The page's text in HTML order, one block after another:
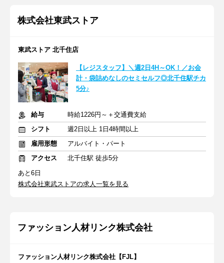
株式会社東武ストア
東武ストア 北千住店
【レジスタッフ】＼週2日4H～OK！／お会
計・袋詰めなしのセミセルフ◎北千住駅チカ
5分♪
給与
時給1226円～＋交通費支給
シフト
週2日以上 1日4時間以上
雇用形態
アルバイト・パート
アクセス
北千住駅 徒歩5分
あと6日
株式会社東武ストアの求人一覧を見る
ファッション人材リンク株式会社
ファッション人材リンク株式会社【FJL】